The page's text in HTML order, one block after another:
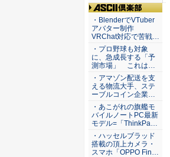
ASCII倶楽部
・BlenderでVTuber
アバター制作
VRChat対応で苦戦…
・プロ野球も対象
に、急成長する「予
測市場」 これは…
・アマゾン配送を支
える物流大手、ステ
ーブルコイン企業…
・あこがれの旗艦モ
バイルノートPC最新
モデル=「ThinkPa…
・ハッセルブラッド
搭載の頂上カメラ・
スマホ「OPPO Fin…